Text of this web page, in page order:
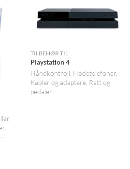
TILBEHØR TIL:
Playstation 4
Håndkontroll Hodetelefoner
Kabler og adaptere Ratt og
pedaler